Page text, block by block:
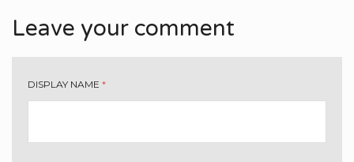
Leave your comment
DISPLAY NAME *